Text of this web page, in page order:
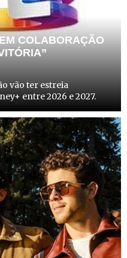
COLABORAÇÃO
vão ter estreia
entre 2026 e 2027.